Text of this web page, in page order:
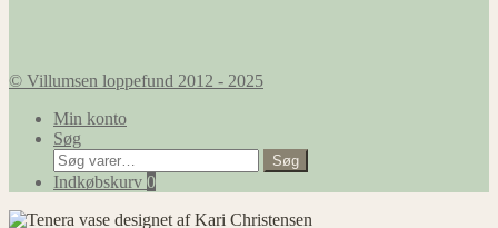
© Villumsen loppefund 2012 - 2025
Min konto
Søg
Søg
efter:
Søg
Indkøbskurv 0